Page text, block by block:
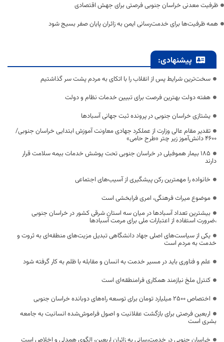
ظرفیت معدنی خراسان جنوبی فرصتی برای جهش اقتصادی
همه ظرفیت‌ها برای خدمت‌رسانی ایمن به زائران پایان صفر بسیج شود
پیشنهادی:
سخت‌ترین شرایط پس از انقلاب را با اتکای به مردم پشت سر گذاشتیم
هفته دولت بهترین فرصت برای تبیین خدمات نظام و دولت
یشتازی خراسان جنوبی در پرونده ثبت جهانی آسبادها
تقدیر مقام عالی وزارت از عملکرد جهادی معاونت آموزش ابتدایی خراسان جنوبی/
۴۶۰۰ دانش‌آموز زیر چتر «طرح حامی»
۱۸۵ بیمار هموفیلی در خراسان جنوبی تحت پوشش خدمات بیمه سلامت قرار
دارند
خانواده را مهمترین رکن پیشگیری از آسیب‌های اجتماعی
موضوع میراث فرهنگی، امری فرابخشی است
بیشترین تعداد آسبادها در میان سه استان شرقی کشور در خراسان جنوبی
،ضرورت استفاده از اعتبارات ملی برای مرمت آسبادها
یکی از سیاست‌های اصلی جهاد دانشگاهی تبدیل مزیت‌های منطقه‌ای به ثروت و
خدمت به مردم است
علم و فناوری باید در مسیر خدمت به انسان و مقابله با ظلم به کار گرفته شود
کنترل ملخ نیازمند همکاری فرامنطقه‌ای است
اختصاص 2500 میلیارد تومان برای توسعه راه‌های دوبانده خراسان جنوبی
اربعین فرصتی برای بازگشت عقلانیت و اصول فراموش‌شده انسانیت به جامعه
بشری است